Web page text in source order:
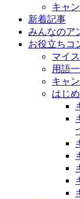
キャ
新着記事
みんなのア
お役立ちコ
マイ
用語
キャ
はじ